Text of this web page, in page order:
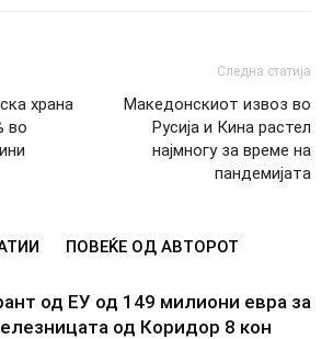
храна
во
Следна статија
Македонскиот извоз во
Русија и Кина растел
најмногу за време на
пандемијата
ПОВЕЌЕ ОД АВТОРОТ
од ЕУ од 149 милиони евра за
од Коридор 8 кон